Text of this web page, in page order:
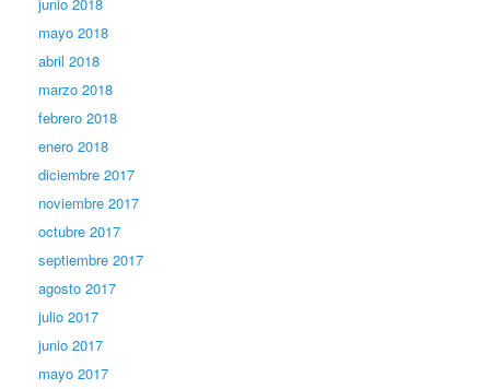
mayo 2018
abril 2018
marzo 2018
febrero 2018
enero 2018
diciembre 2017
noviembre 2017
octubre 2017
septiembre 2017
agosto 2017
julio 2017
junio 2017
mayo 2017